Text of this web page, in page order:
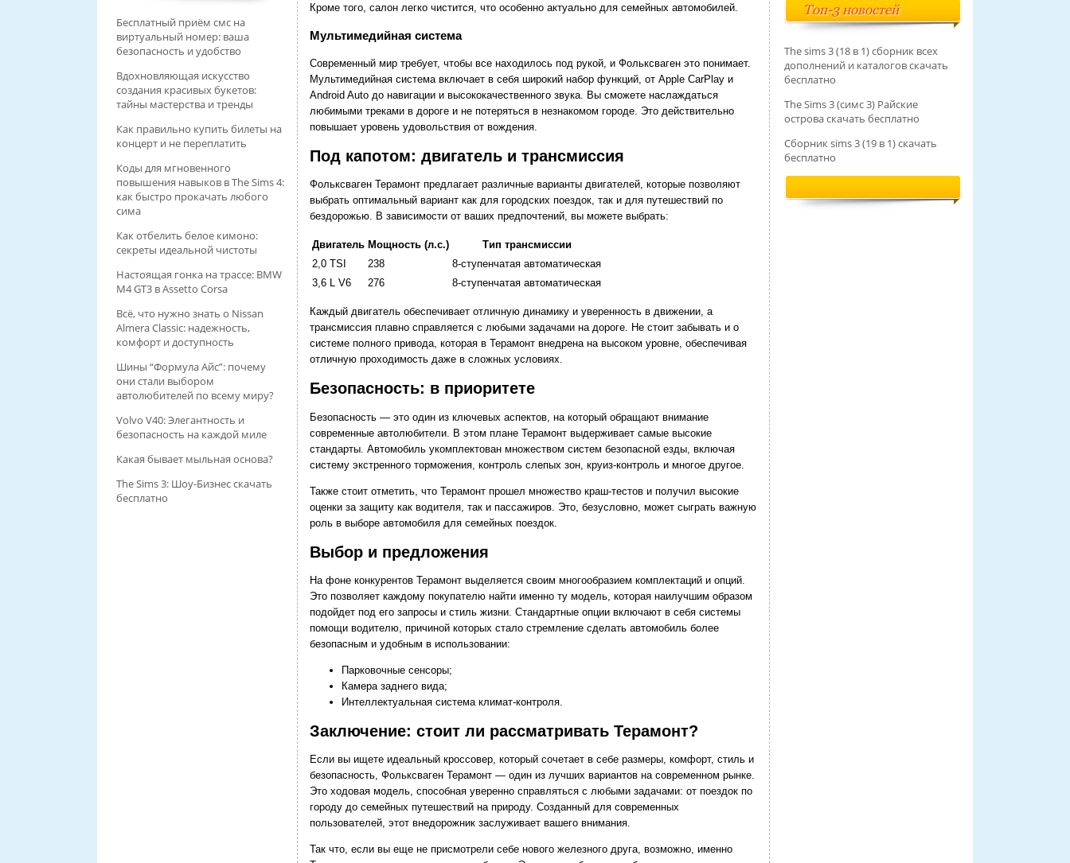
Кроме того, салон легко чистится, что особенно актуально для семейных автомобилей.
Мультимедийная система
Современный мир требует, чтобы все находилось под рукой, и Фольксваген это понимает.
Мультимедийная система включает в себя широкий набор функций, от Apple CarPlay и
Android Auto до навигации и высококачественного звука. Вы сможете наслаждаться
любимыми треками в дороге и не потеряться в незнакомом городе. Это действительно
повышает уровень удовольствия от вождения.
Под капотом: двигатель и трансмиссия
Фольксваген Терамонт предлагает различные варианты двигателей, которые позволяют
выбрать оптимальный вариант как для городских поездок, так и для путешествий по
бездорожью. В зависимости от ваших предпочтений, вы можете выбрать:
Двигатель Мощность (л.с.)
Тип трансмиссии
2,0 TSI
238
8-ступенчатая автоматическая
3,6 L V6
276 8-ступенчатая автоматическая
Каждый двигатель обеспечивает отличную динамику и уверенность в движении, а
трансмиссия плавно справляется с любыми задачами на дороге. Не стоит забывать и о
системе полного привода, которая в Терамонт внедрена на высоком уровне, обеспечивая
отличную проходимость даже в сложных условиях.
Безопасность: в приоритете
Безопасность — это один из ключевых аспектов, на который обращают внимание
современные автолюбители. В этом плане Терамонт выдерживает самые высокие
стандарты. Автомобиль укомплектован множеством систем безопасной езды, включая
систему экстренного торможения, контроль слепых зон, круиз-контроль и многое другое.
Также стоит отметить, что Терамонт прошел множество краш-тестов и получил высокие
оценки за защиту как водителя, так и пассажиров. Это, безусловно, может сыграть важную
роль в выборе автомобиля для семейных поездок.
Выбор и предложения
На фоне конкурентов Терамонт выделяется своим многообразием комплектаций и опций.
Это позволяет каждому покупателю найти именно ту модель, которая наилучшим образом
подойдет под его запросы и стиль жизни. Стандартные опции включают в себя системы
помощи водителю, причиной которых стало стремление сделать автомобиль более
безопасным и удобным в использовании:
Парковочные сенсоры;
Камера заднего вида;
Интеллектуальная система климат-контроля.
Заключение: стоит ли рассматривать Терамонт?
Если вы ищете идеальный кроссовер, который сочетает в себе размеры, комфорт, стиль и
безопасность, Фольксваген Терамонт — один из лучших вариантов на современном рынке.
Это ходовая модель, способная уверенно справляться с любыми задачами: от поездок по
городу до семейных путешествий на природу. Созданный для современных
пользователей, этот внедорожник заслуживает вашего внимания.
Так что, если вы еще не присмотрели себе нового железного друга, возможно, именно
Бесплатный приём смс на
виртуальный номер: ваша
безопасность и удобство
Вдохновляющая искусство
создания красивых букетов:
тайны мастерства и тренды
Как правильно купить билеты на
концерт и не переплатить
Коды для мгновенного
повышения навыков в The Sims 4:
как быстро прокачать любого
сима
Как отбелить белое кимоно:
секреты идеальной чистоты
Настоящая гонка на трассе: BMW
M4 GT3 в Assetto Corsa
Всё, что нужно знать о Nissan
Almera Classic: надежность,
комфорт и доступность
Шины “Формула Айс”: почему
они стали выбором
автолюбителей по всему миру?
Volvo V40: Элегантность и
безопасность на каждой миле
Какая бывает мыльная основа?
The Sims 3: Шоу-Бизнес скачать
бесплатно
Топ-3 новостей
The sims 3 (18 в 1) сборник всех
дополнений и каталогов скачать
бесплатно
The Sims 3 (симс 3) Райские
острова скачать бесплатно
Сборник sims 3 (19 в 1) скачать
бесплатно